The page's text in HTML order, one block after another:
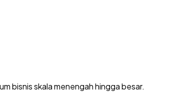
bisnis skala menengah hingga besar.